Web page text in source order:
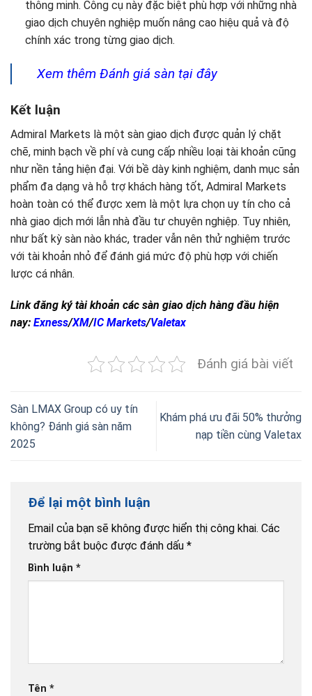
thông minh. Công cụ này đặc biệt phù hợp với những nhà
giao dịch chuyên nghiệp muốn nâng cao hiệu quả và độ
chính xác trong từng giao dịch.
Xem thêm Đánh giá sàn tại đây
Kết luận
Admiral Markets là một sàn giao dịch được quản lý chặt
chẽ, minh bạch về phí và cung cấp nhiều loại tài khoản cũng
như nền tảng hiện đại. Với bề dày kinh nghiệm, danh mục sản
phẩm đa dạng và hỗ trợ khách hàng tốt, Admiral Markets
hoàn toàn có thể được xem là một lựa chọn uy tín cho cả
nhà giao dịch mới lẫn nhà đầu tư chuyên nghiệp. Tuy nhiên,
như bất kỳ sàn nào khác, trader vẫn nên thử nghiệm trước
với tài khoản nhỏ để đánh giá mức độ phù hợp với chiến
lược cá nhân.
Link đăng ký tài khoản các sàn giao dịch hàng đầu hiện
nay: Exness/XM/IC Markets/Valetax
Đánh giá bài viết
Sàn LMAX Group có uy tín
không? Đánh giá sàn năm
2025
Khám phá ưu đãi 50% thưởng
nạp tiền cùng Valetax
Để lại một bình luận
Email của bạn sẽ không được hiển thị công khai. Các
trường bắt buộc được đánh dấu *
Bình luận *
Tên *